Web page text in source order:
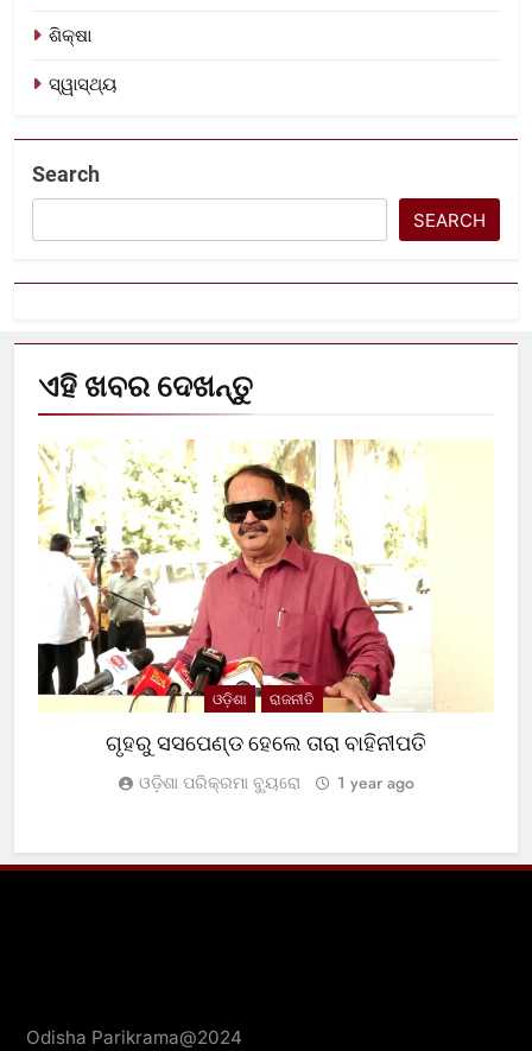
ଶିକ୍ଷା
ସ୍ୱାସ୍ଥ୍ୟ
Search
SEARCH
ଏହି ଖବର ଦେଖନ୍ତୁ
ଓଡ଼ିଶା ରାଜନୀତି
ଗୃହରୁ ସସପେଣ୍ଡ ହେଲେ ତାରା ବାହିନୀପତି
ଓଡ଼ିଶା ପରିକ୍ରମା ବ୍ୟୁରୋ 1 year ago
Odisha Parikrama@2024